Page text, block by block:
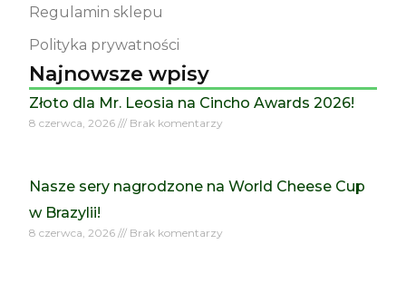
Regulamin sklepu
Polityka prywatności
Najnowsze wpisy
Złoto dla Mr. Leosia na Cincho Awards 2026!
8 czerwca, 2026 Brak komentarzy
Nasze sery nagrodzone na World Cheese Cup
w Brazylii!
8 czerwca, 2026 Brak komentarzy